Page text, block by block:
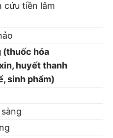
cứu tiền lâm
(thuốc hóa
huyết thanh
sinh phẩm)